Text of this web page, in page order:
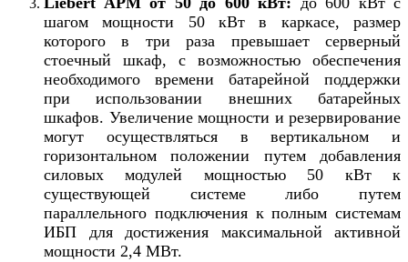
шагом мощности 50 кВт в каркасе, размер
которого в три раза превышает серверный
стоечный шкаф, с возможностью обеспечения
необходимого времени батарейной поддержки
при использовании внешних батарейных
шкафов. Увеличение мощности и резервирование
могут осуществляться в вертикальном и
горизонтальном положении путем добавления
силовых модулей мощностью 50 кВт к
существующей системе либо путем
параллельного подключения к полным системам
ИБП для достижения максимальной активной
мощности 2,4 МВт.